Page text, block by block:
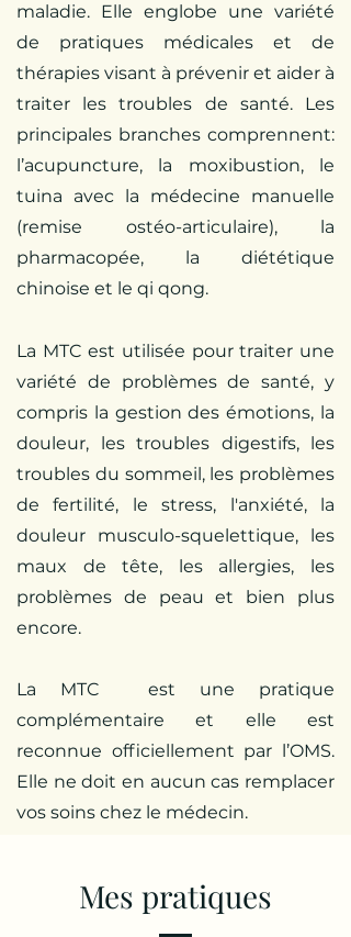
maladie. Elle englobe une variété
de pratiques médicales et de
thérapies visant à prévenir et aider à
traiter les troubles de santé. Les
principales branches comprennent:
l’acupuncture, la moxibustion, le
tuina avec la médecine manuelle
(remise ostéo-articulaire), la
pharmacopée, la diététique
chinoise et le qi qong.
La MTC est utilisée pour traiter une
variété de problèmes de santé, y
compris la gestion des émotions, la
douleur, les troubles digestifs, les
troubles du sommeil, les problèmes
de fertilité, le stress, l'anxiété, la
douleur musculo-squelettique, les
maux de tête, les allergies, les
problèmes de peau et bien plus
encore.
La MTC est une pratique
complémentaire et elle est
reconnue officiellement par l’OMS.
Elle ne doit en aucun cas remplacer
vos soins chez le médecin.
Mes pratiques